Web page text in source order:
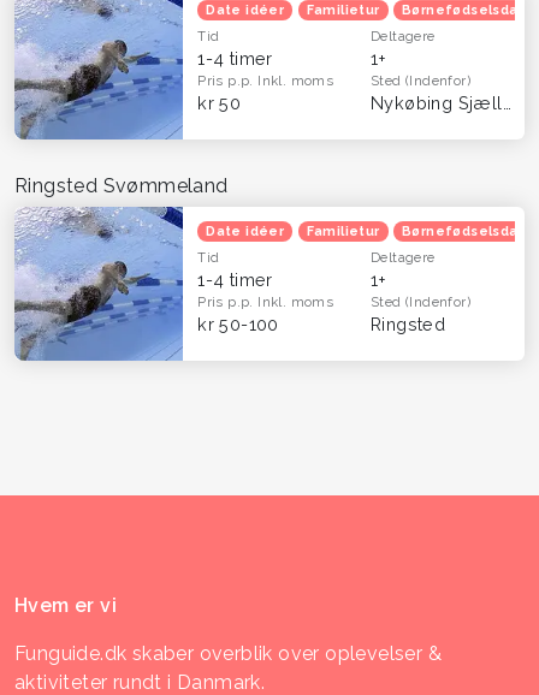
Date idéer Familietur Børnefødselsdag
Tid
1-4 timer
Deltagere
1+
Pris p.p. Inkl. moms
kr 50
Sted(Indenfor)
Ringsted Svømmeland
Date idéer Familietur Børnefødselsdag
Tid
1-4 timer
Deltagere
1+
Pris p.p. Inkl. moms
kr 50-100
Sted(Indenfor)
Ringsted
Hvem er vi
Funguide.dk skaber overblik over oplevelser &
aktiviteter rundt i Danmark.